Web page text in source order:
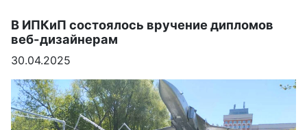
В ИПКиП состоялось вручение дипломов
веб-дизайнерам
30.04.2025